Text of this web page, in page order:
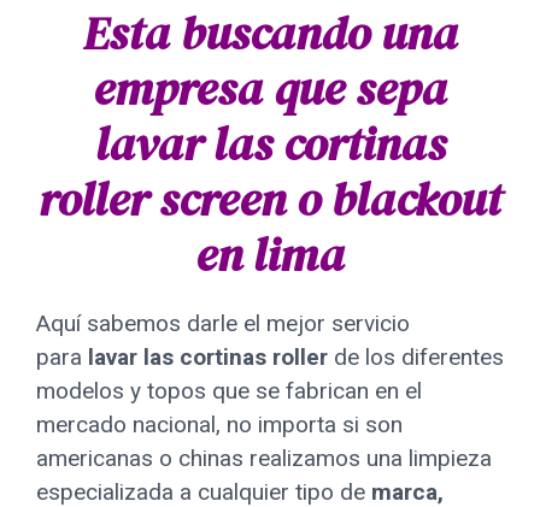
Esta buscando una
empresa que sepa
lavar las cortinas
roller screen o blackout
en lima
Aquí sabemos darle el mejor servicio
para lavar las cortinas roller de los diferentes
modelos y topos que se fabrican en el
mercado nacional, no importa si son
americanas o chinas realizamos una limpieza
especializada a cualquier tipo de marca,